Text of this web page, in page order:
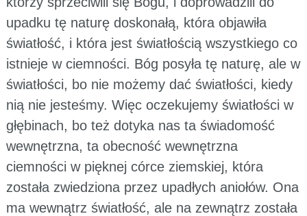
upadku tę naturę doskonałą, która objawiła
światłość, i która jest światłością wszystkiego co
istnieje w ciemności. Bóg posyła tę naturę, ale w
światłości, bo nie możemy dać światłości, kiedy
nią nie jesteśmy. Więc oczekujemy światłości w
głębinach, bo też dotyka nas ta świadomość
wewnętrzna, ta obecność wewnętrzna
ciemności w pięknej córce ziemskiej, która
została zwiedziona przez upadłych aniołów. Ona
ma wewnątrz światłość, ale na zewnątrz została